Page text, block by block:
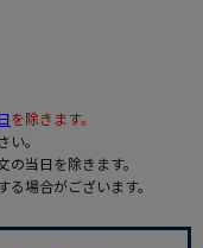
を除きます。
い。
当日を除きます。
場合がございます。